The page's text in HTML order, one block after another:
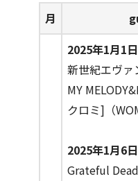
月
2025年1月1
新世紀エヴァ
MY
クロミ]（
2025年1月6
Grateful